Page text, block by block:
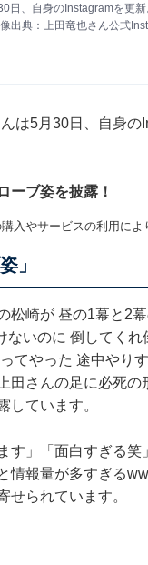
日、自身のInstagramを更
出典：上田竜也さん公式
は5月30日、自身
ーブ姿を披露！
入やサービスの利用によ
」
松崎が 昼の1幕と2
ないのに 倒してく
てやった 途中やり
田さんの足に必死
しています。
す」「面白すぎる
情報量が多すぎる
せられています。